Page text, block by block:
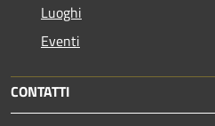
Luoghi
Eventi
CONTATTI